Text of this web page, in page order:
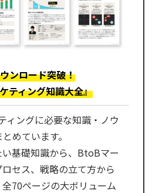
ンロード突破！
ティング知識大全』
ィングに必要な知識・ノウ
めています。
基礎知識から、BtoBマー
セス、戦略の立て方から
70ページの大ボリューム